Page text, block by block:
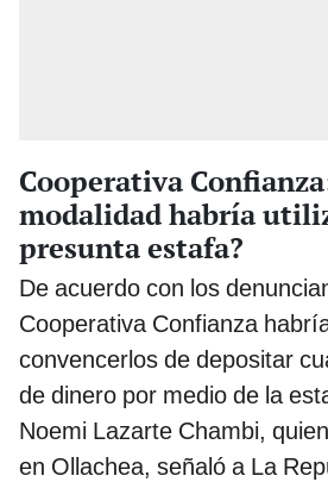
Cooperativa
modalidad habría
presunta estafa?
De acuerdo con los
Cooperativa Confianza
convencerlos de depositar
de dinero por medio de la
Noemi Lazarte Chambi,
en Ollachea, señaló a La